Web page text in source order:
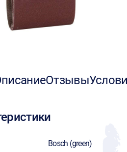
Отзывы
Bosch (green)